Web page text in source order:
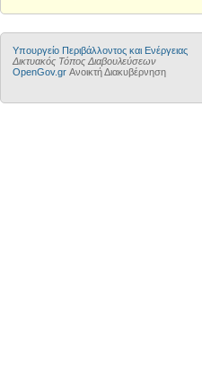
Yπουργείο Περιβάλλοντος και Ενέργειας
Δικτυακός Τόπος Διαβουλεύσεων
OpenGov.gr Ανοικτή Διακυβέρνηση